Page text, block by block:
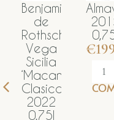
Almaviva
0,75l
€ 199.65
COMPRAR